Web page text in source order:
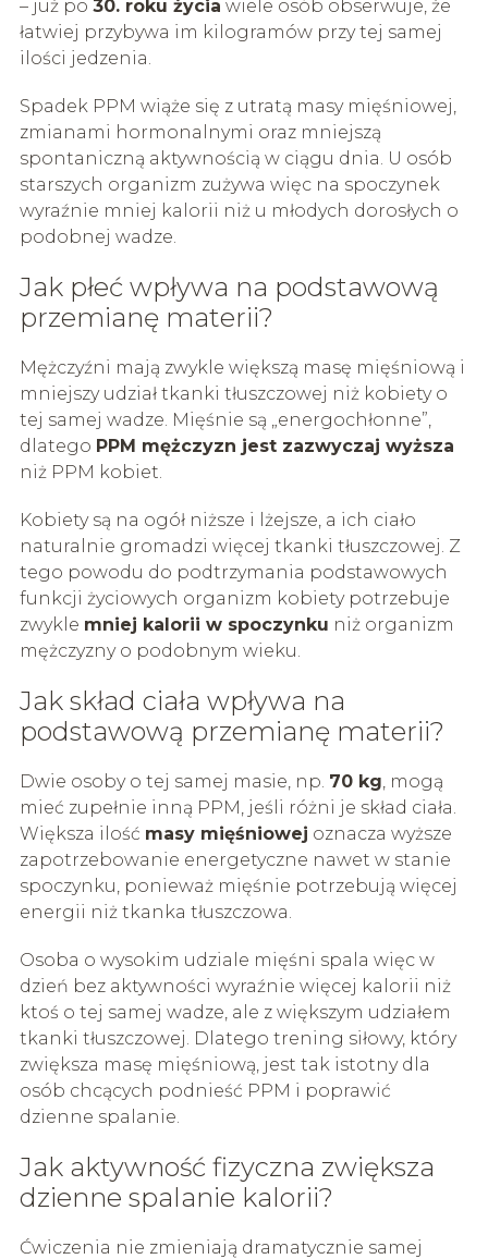
– już po 30. roku życia wiele osób obserwuje, że
łatwiej przybywa im kilogramów przy tej samej
ilości jedzenia.
Spadek PPM wiąże się z utratą masy mięśniowej,
zmianami hormonalnymi oraz mniejszą
spontaniczną aktywnością w ciągu dnia. U osób
starszych organizm zużywa więc na spoczynek
wyraźnie mniej kalorii niż u młodych dorosłych o
podobnej wadze.
Jak płeć wpływa na podstawową
przemianę materii?
Mężczyźni mają zwykle większą masę mięśniową i
mniejszy udział tkanki tłuszczowej niż kobiety o
tej samej wadze. Mięśnie są „energochłonne”,
dlatego PPM mężczyzn jest zazwyczaj wyższa
niż PPM kobiet.
Kobiety są na ogół niższe i lżejsze, a ich ciało
naturalnie gromadzi więcej tkanki tłuszczowej. Z
tego powodu do podtrzymania podstawowych
funkcji życiowych organizm kobiety potrzebuje
zwykle mniej kalorii w spoczynku niż organizm
mężczyzny o podobnym wieku.
Jak skład ciała wpływa na
podstawową przemianę materii?
Dwie osoby o tej samej masie, np. 70 kg, mogą
mieć zupełnie inną PPM, jeśli różni je skład ciała.
Większa ilość masy mięśniowej oznacza wyższe
zapotrzebowanie energetyczne nawet w stanie
spoczynku, ponieważ mięśnie potrzebują więcej
energii niż tkanka tłuszczowa.
Osoba o wysokim udziale mięśni spala więc w
dzień bez aktywności wyraźnie więcej kalorii niż
ktoś o tej samej wadze, ale z większym udziałem
tkanki tłuszczowej. Dlatego trening siłowy, który
zwiększa masę mięśniową, jest tak istotny dla
osób chcących podnieść PPM i poprawić
dzienne spalanie.
Jak aktywność fizyczna zwiększa
dzienne spalanie kalorii?
Ćwiczenia nie zmieniają dramatycznie samej